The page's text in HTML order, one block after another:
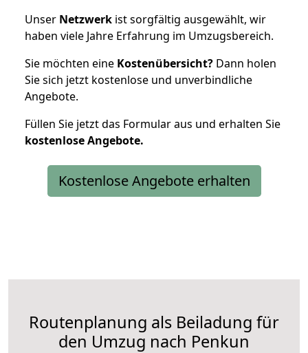
Unser Netzwerk ist sorgfältig ausgewählt, wir
haben viele Jahre Erfahrung im Umzugsbereich.
Sie möchten eine Kostenübersicht? Dann holen
Sie sich jetzt kostenlose und unverbindliche
Angebote.
Füllen Sie jetzt das Formular aus und erhalten Sie
kostenloseAngebote.
Kostenlose Angebote erhalten
Routenplanung als Beiladung für
den Umzug nach Penkun